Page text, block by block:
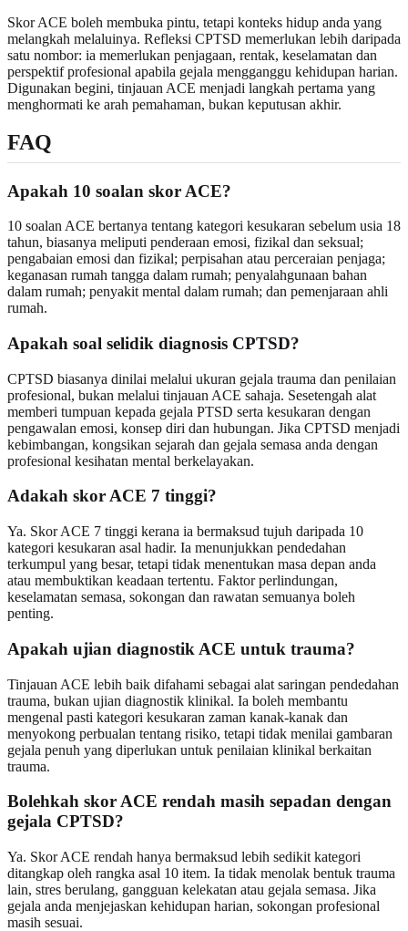
Skor ACE boleh membuka pintu, tetapi konteks hidup anda yang
melangkah melaluinya. Refleksi CPTSD memerlukan lebih daripada
satu nombor: ia memerlukan penjagaan, rentak, keselamatan dan
perspektif profesional apabila gejala mengganggu kehidupan harian.
Digunakan begini, tinjauan ACE menjadi langkah pertama yang
menghormati ke arah pemahaman, bukan keputusan akhir.
FAQ
Apakah 10 soalan skor ACE?
10 soalan ACE bertanya tentang kategori kesukaran sebelum usia 18
tahun, biasanya meliputi penderaan emosi, fizikal dan seksual;
pengabaian emosi dan fizikal; perpisahan atau perceraian penjaga;
keganasan rumah tangga dalam rumah; penyalahgunaan bahan
dalam rumah; penyakit mental dalam rumah; dan pemenjaraan ahli
rumah.
Apakah soal selidik diagnosis CPTSD?
CPTSD biasanya dinilai melalui ukuran gejala trauma dan penilaian
profesional, bukan melalui tinjauan ACE sahaja. Sesetengah alat
memberi tumpuan kepada gejala PTSD serta kesukaran dengan
pengawalan emosi, konsep diri dan hubungan. Jika CPTSD menjadi
kebimbangan, kongsikan sejarah dan gejala semasa anda dengan
profesional kesihatan mental berkelayakan.
Adakah skor ACE 7 tinggi?
Ya. Skor ACE 7 tinggi kerana ia bermaksud tujuh daripada 10
kategori kesukaran asal hadir. Ia menunjukkan pendedahan
terkumpul yang besar, tetapi tidak menentukan masa depan anda
atau membuktikan keadaan tertentu. Faktor perlindungan,
keselamatan semasa, sokongan dan rawatan semuanya boleh
penting.
Apakah ujian diagnostik ACE untuk trauma?
Tinjauan ACE lebih baik difahami sebagai alat saringan pendedahan
trauma, bukan ujian diagnostik klinikal. Ia boleh membantu
mengenal pasti kategori kesukaran zaman kanak-kanak dan
menyokong perbualan tentang risiko, tetapi tidak menilai gambaran
gejala penuh yang diperlukan untuk penilaian klinikal berkaitan
trauma.
Bolehkah skor ACE rendah masih sepadan dengan
gejala CPTSD?
Ya. Skor ACE rendah hanya bermaksud lebih sedikit kategori
ditangkap oleh rangka asal 10 item. Ia tidak menolak bentuk trauma
lain, stres berulang, gangguan kelekatan atau gejala semasa. Jika
gejala anda menjejaskan kehidupan harian, sokongan profesional
masih sesuai.